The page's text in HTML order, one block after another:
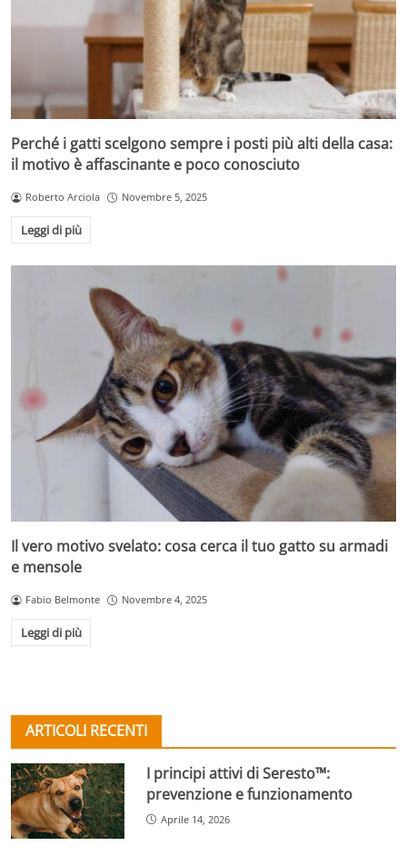
Perché i gatti scelgono sempre i posti più alti della casa:
il motivo è affascinante e poco conosciuto
Roberto Arciola Novembre 5, 2025
Leggi di più
Il vero motivo svelato: cosa cerca il tuo gatto su armadi
e mensole
Fabio Belmonte Novembre 4, 2025
Leggi di più
ARTICOLI RECENTI
I principi attivi di Seresto™:
prevenzione e funzionamento
Aprile 14, 2026